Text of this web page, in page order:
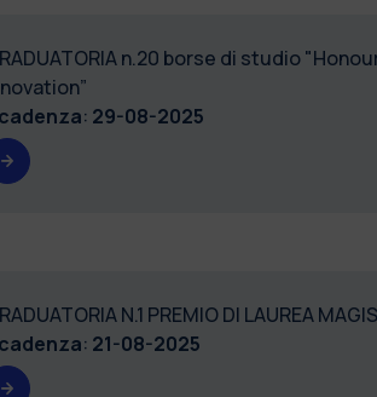
n.20 borse di studio
: 29-08-2025
N.1 PREMIO DI LAUREA
: 21-08-2025